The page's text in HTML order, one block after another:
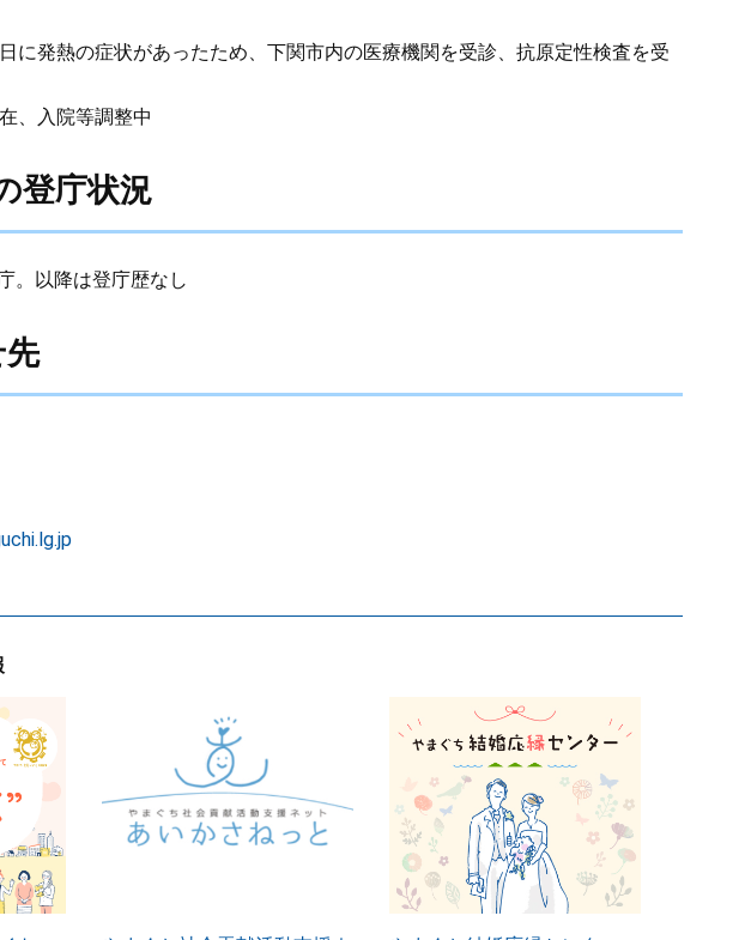
発熱の症状があったため、下関市内の医療機関を受診、抗原定性検査を受
、入院等調整中
登庁状況
。以降は登庁歴なし